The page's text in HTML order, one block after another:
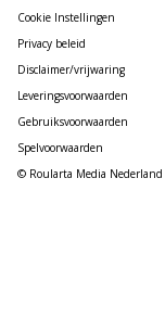
Cookie Instellingen
Privacy beleid
Disclaimer/vrijwaring
Leveringsvoorwaarden
Gebruiksvoorwaarden
Spelvoorwaarden
© Roularta Media Nederland